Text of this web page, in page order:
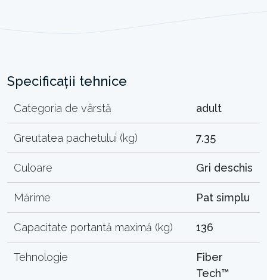
Specificații tehnice
Categoria de vârstă adult
Greutatea pachetului (kg) 7.35
Culoare Gri deschis
Mărime Pat simplu
Capacitate portantă maximă (kg) 136
Tehnologie
Fiber
Tech™